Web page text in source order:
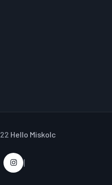
Hello Miskolc
|